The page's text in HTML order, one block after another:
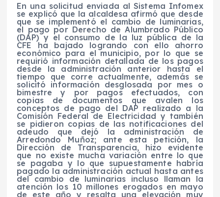
En una solicitud enviada al Sistema Infomex
se explicó que la alcaldesa afirmó que desde
que se implementó el cambio de luminarias,
el pago por Derecho de Alumbrado Público
(DAP) y el consumo de la luz pública de la
CFE ha bajado logrando con ello ahorro
económico para el municipio, por lo que se
requirió información detallada de los pagos
desde la administración anterior hasta el
tiempo que corre actualmente, además se
solicitó información desglosada por mes o
bimestre y por pagos efectuados, con
copias de documentos que avalen los
conceptos de pago del DAP realizado a la
Comisión Federal de Electricidad y también
se pidieron copias de las notificaciones del
adeudo que dejó la administración de
Arredondo Muñoz; ante esta petición, la
Dirección de Transparencia, hizo evidente
que no existe mucha variación entre lo que
se pagaba y lo que supuestamente habría
pagado la administración actual hasta antes
del cambio de luminarias incluso llaman la
atención los 10 millones erogados en mayo
de este año y resalta una elevación muy